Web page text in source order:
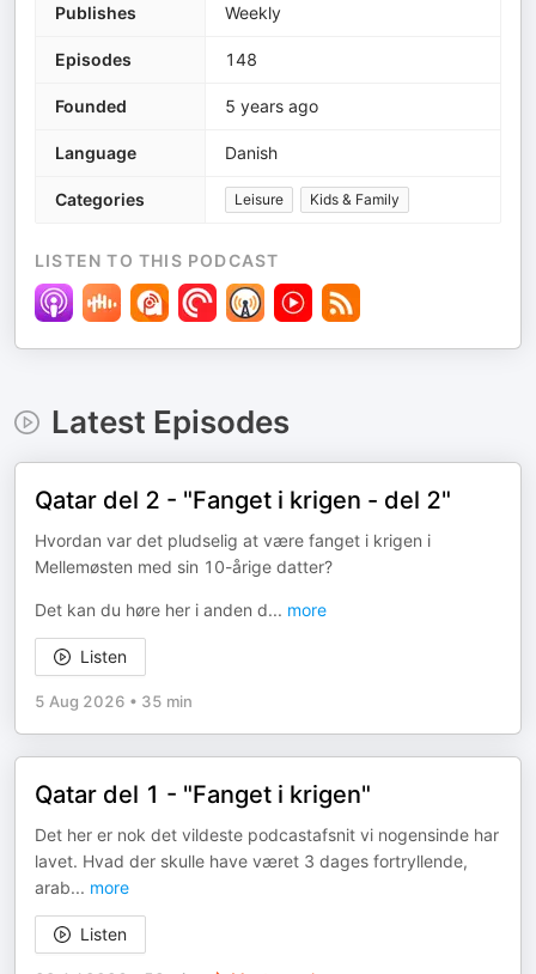
Publishes Weekly
Episodes 148
Founded 5 years ago
Language Danish
Categories Leisure Kids & Family
LISTEN TO THIS PODCAST
Latest Episodes
Qatar del 2 - "Fanget i krigen - del 2"
Hvordan var det pludselig at være fanget i krigen i
Mellemøsten med sin 10-årige datter?
Det kan du høre her i anden d... more
Listen
5 Aug 2026 • 35 min
Qatar del 1 - "Fanget i krigen"
Det her er nok det vildeste podcastafsnit vi nogensinde har
lavet. Hvad der skulle have været 3 dages fortryllende,
arab... more
Listen